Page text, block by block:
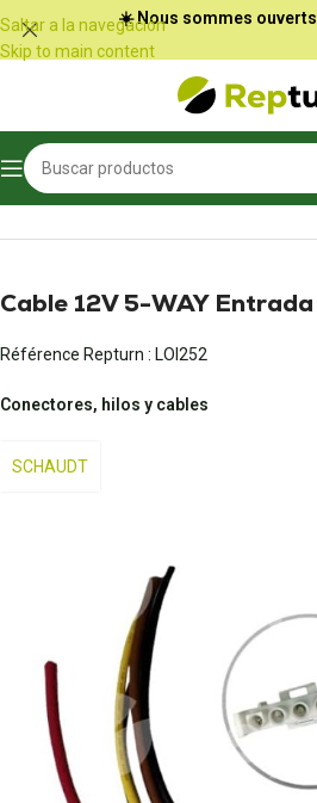
Panel de gestión de cookies
Saltar a la navegación
Skip to main content
☀️ Nous sommes
Inicio/Autocaravanas y furgonetas
Cable 12V 5-WAY
Référence Repturn : LOI252
Conectores, hilos y cables
SCHAUDT